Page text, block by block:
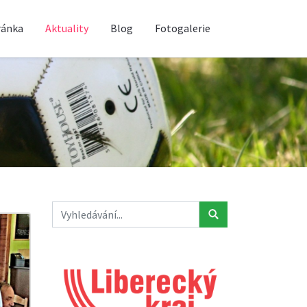
Aktuality Blog Fotogalerie